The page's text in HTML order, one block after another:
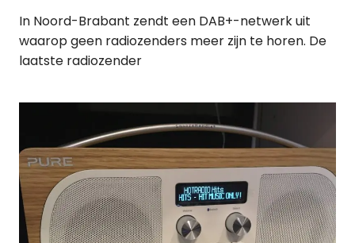
In Noord-Brabant zendt een DAB+-netwerk uit
waarop geen radiozenders meer zijn te horen. De
laatste radiozender